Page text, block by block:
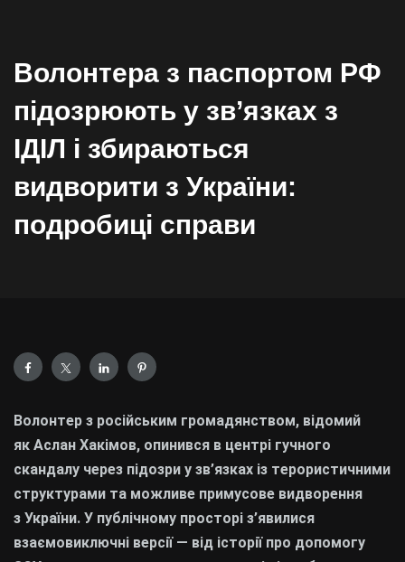
Волонтера з паспортом РФ
підозрюють у зв’язках з
ІДІЛ і збираються
видворити з України:
подробиці справи
Волонтер з російським громадянством, відомий
як Аслан Хакімов, опинився в центрі гучного
скандалу через підозри у зв’язках із терористичними
структурами та можливе примусове видворення
з України. У публічному просторі з’явилися
взаємовиключні версії — від історії про допомогу